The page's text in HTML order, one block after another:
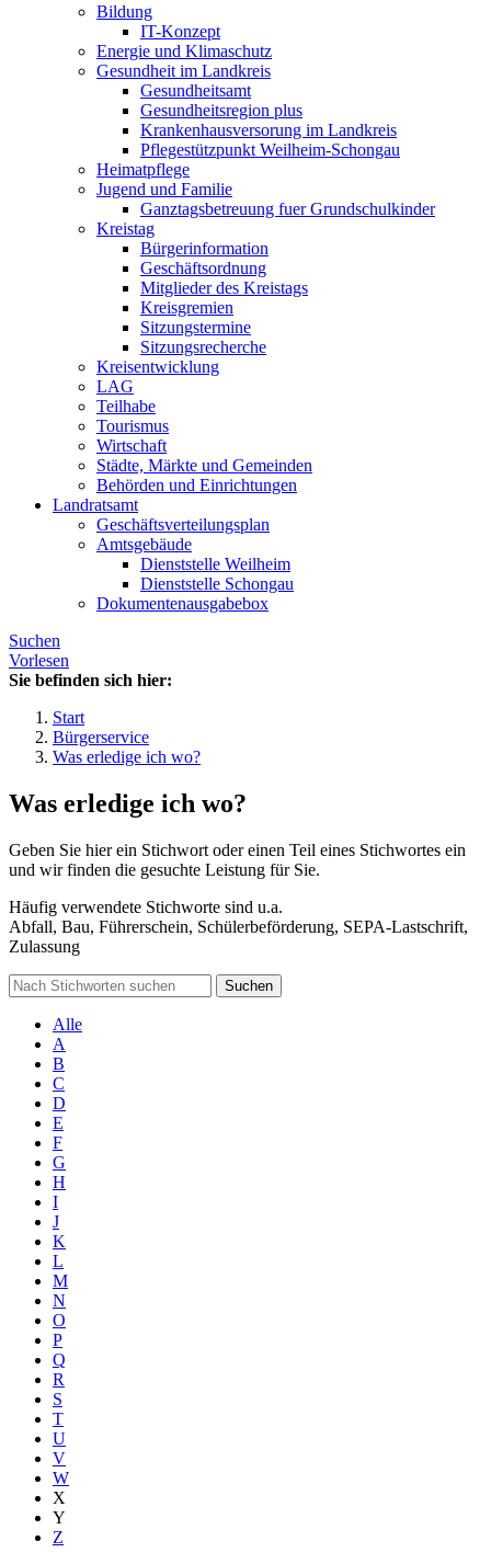
Bildung
IT-Konzept
Energie und Klimaschutz
Gesundheit im Landkreis
Gesundheitsamt
Gesundheitsregion plus
Krankenhausversorung im Landkreis
Pflegestützpunkt Weilheim-Schongau
Heimatpflege
Jugend und Familie
Ganztagsbetreuung fuer Grundschulkinder
Kreistag
Bürgerinformation
Geschäftsordnung
Mitglieder des Kreistags
Kreisgremien
Sitzungstermine
Sitzungsrecherche
Kreisentwicklung
LAG
Teilhabe
Tourismus
Wirtschaft
Städte, Märkte und Gemeinden
Behörden und Einrichtungen
Landratsamt
Geschäftsverteilungsplan
Amtsgebäude
Dienststelle Weilheim
Dienststelle Schongau
Dokumentenausgabebox
Suchen
Vorlesen
Sie befinden sich hier:
Start
Bürgerservice
Was erledige ich wo?
Was erledige ich wo?
Geben Sie hier ein Stichwort oder einen Teil eines Stichwortes ein
und wir finden die gesuchte Leistung für Sie.
Häufig verwendete Stichworte sind u.a.
Abfall, Bau, Führerschein, Schülerbeförderung, SEPA-Lastschrift,
Zulassung
Suchen
Alle
A
B
C
D
E
F
G
H
I
J
K
L
M
N
O
P
Q
R
S
T
U
V
W
X
Y
Z